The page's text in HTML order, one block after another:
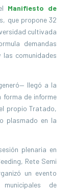
Manifiesto de
que propone 32
cultivada
demandas
comunidades
llegó a la
forma de informe
propio Tratado,
plasmado en la
plenaria en
Rete Semi
un evento
de